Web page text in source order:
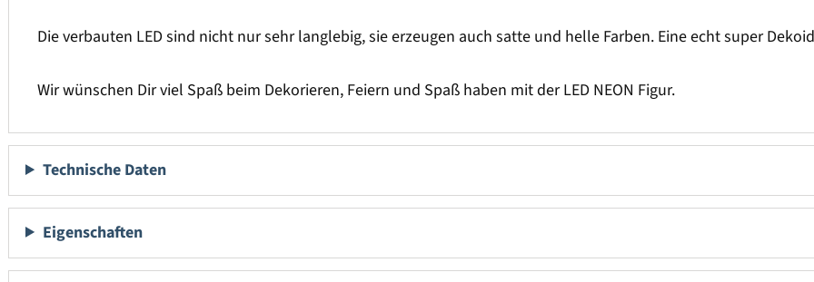
Die verbauten LED sind nicht nur sehr langlebig, sie erzeugen auch satte und helle Farben. Eine echt super
Wir wünschen Dir viel Spaß beim Dekorieren, Feiern und Spaß haben mit der LED NEON Figur.
Technische Daten
Eigenschaften